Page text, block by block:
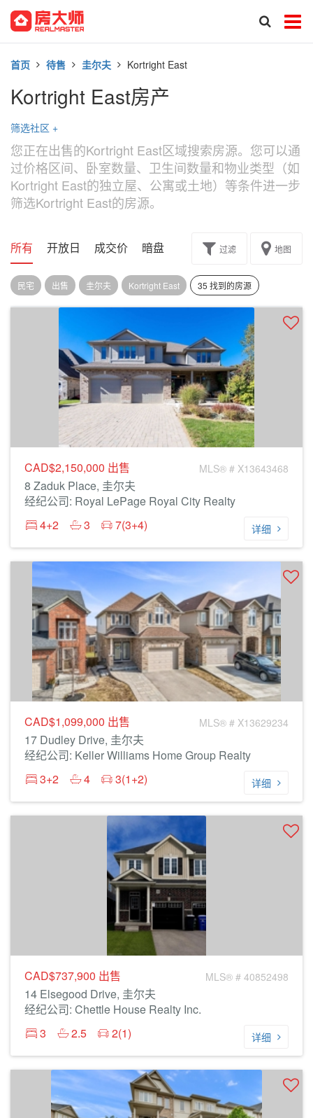
首页 待售 圭尔夫 Kortright East
Kortright East房产
筛选社区 +
您正在出售的Kortright East区域搜索房源。您可以通
过价格区间、卧室数量、卫生间数量和物业类型（如
Kortright East的独立屋、公寓或土地）等条件进一步
筛选Kortright East的房源。
所有 开放日 成交价 暗盘 楼花转让过滤 地图
民宅 出售 圭尔夫 Kortright East 35 找到的房源
CAD$2,150,000 出售 MLS® # X13643468
8 Zaduk Place, 圭尔夫
经纪公司: Royal LePage Royal City Realty
4+2
3 7(3+4) 详细
CAD$1,099,000 出售 MLS® # X13629234
17 Dudley Drive, 圭尔夫
经纪公司: Keller Williams Home Group Realty
3+2
4 3(1+2) 详细
CAD$737,900 出售 MLS® # 40852498
14 Elsegood Drive, 圭尔夫
经纪公司: Chettle House Realty Inc.
3
2.5 2(1) 详细